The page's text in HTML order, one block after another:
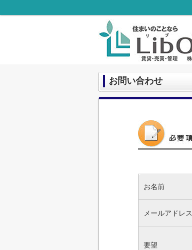
お問い合わせ
お名前
メールアドレス
要望